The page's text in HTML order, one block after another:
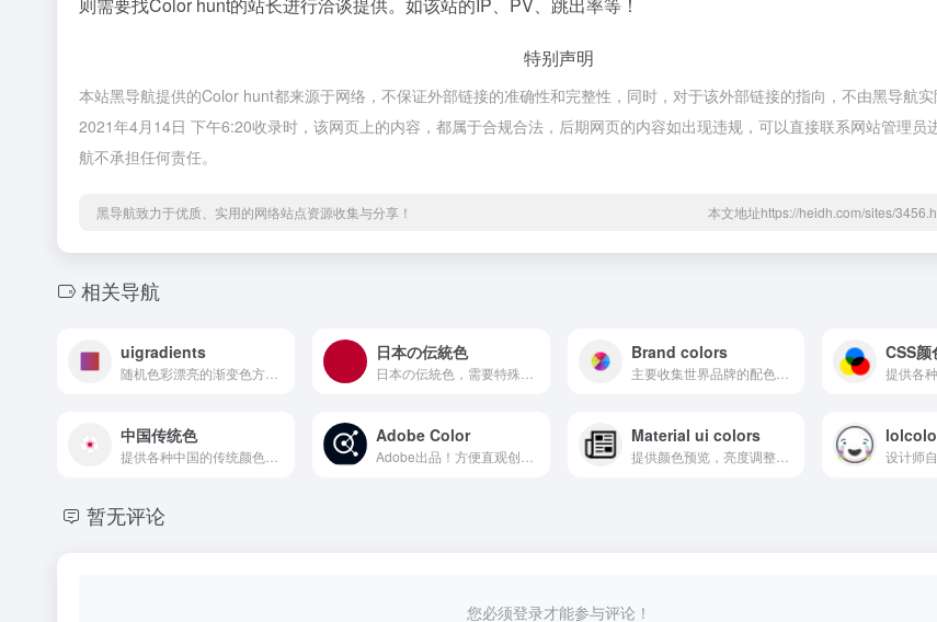
特别声明
本站黑导航提供的Color hunt都来源于网络，不保证外部链接的准确性和完整性，同时，对于该外部链接的指向，不由黑导航
2021年4月14日 下午6:20收录时，该网页上的内容，都属于合规合法，后期网页的内容如出现违规，可以直接联系网站管理员
航不承担任何责任。
黑导航致力于优质、实用的网络站点资源收集与分享！ 本文地址https://heidh.com/sites/
相关导航
uigradients 日本の伝統色 Brand colors CSS颜
中国传统色 Adobe Color Material ui colors
提供颜色预览，亮度调整，扁平化展示效果，一目了然
暂无评论
您必须登录才能参与评论！